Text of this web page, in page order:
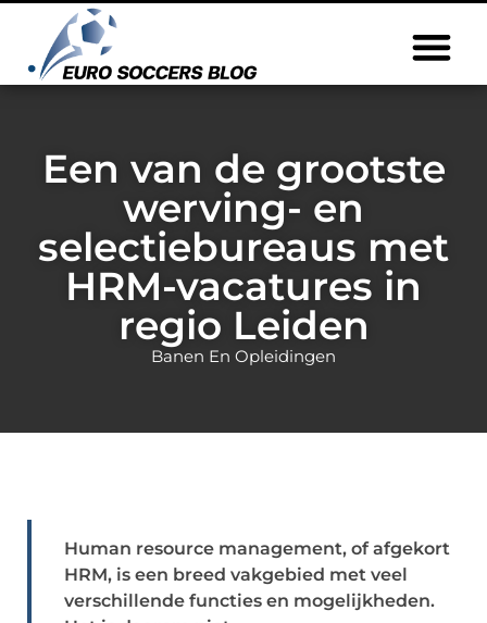
Een van de grootste
werving- en
selectiebureaus met
HRM-vacatures in
regio Leiden
Banen En Opleidingen
Human resource management, of afgekort
HRM, is een breed vakgebied met veel
verschillende functies en mogelijkheden.